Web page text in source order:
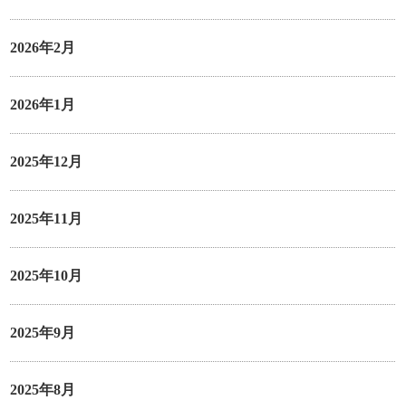
2026年2月
2026年1月
2025年12月
2025年11月
2025年10月
2025年9月
2025年8月